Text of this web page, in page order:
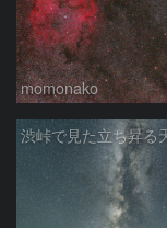
momonako